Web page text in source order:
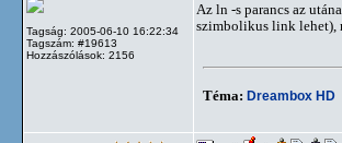
Tagság: 2005-06-10 16:22:34
Tagszám: #19613
Hozzászólások: 2156
Az ln -s parancs az
szimbolikus link lehet),
Téma: Dreambox HD